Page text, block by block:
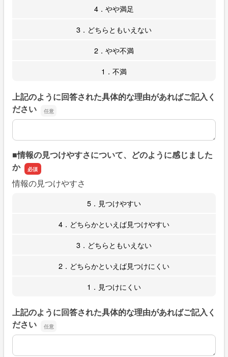
4．やや満足
3．どちらともいえない
2．やや不満
1．不満
上記のように回答された具体的な理由があればご記入く
ださい
上記のように回答された具体的な理由があればご記入くだ
■情報の見つけやすさについて、どのように感じました
か
情報の見つけやすさ
5．見つけやすい
4．どちらかといえば見つけやすい
3．どちらともいえない
2．どちらかといえば見つけにくい
1．見つけにくい
上記のように回答された具体的な理由があればご記入く
ださい
上記のように回答された具体的な理由があればご記入くだ